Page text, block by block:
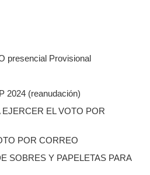
presencial Provisional
2024 (reanudación)
EL VOTO POR
POR CORREO
SOBRES Y PAPELETAS PARA